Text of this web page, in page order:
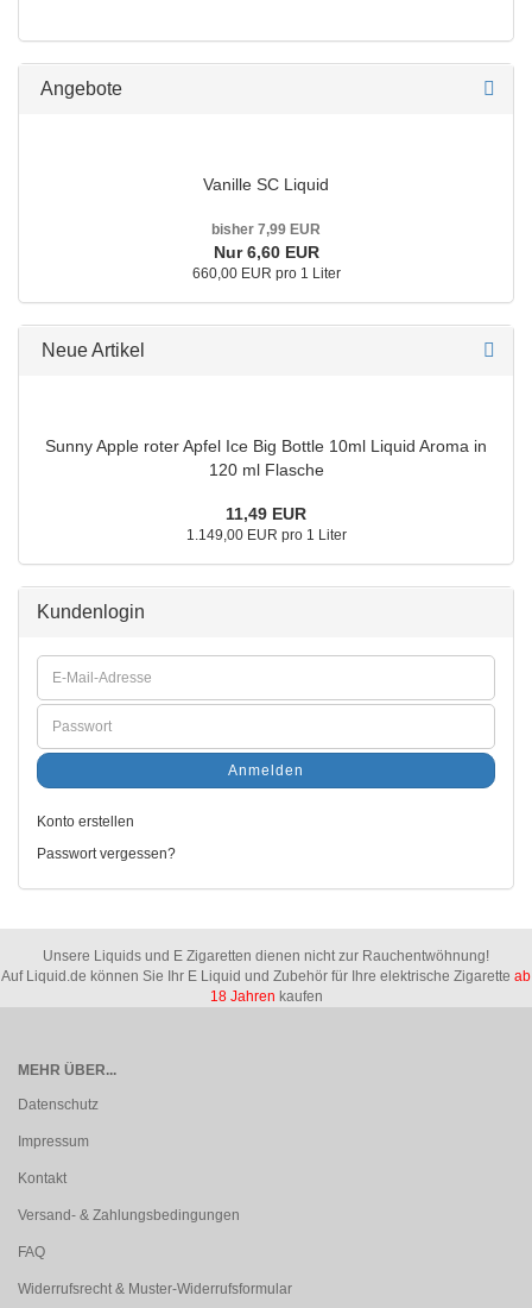
Angebote
Vanille SC Liquid
bisher 7,99 EUR
Nur 6,60 EUR
660,00 EUR pro 1 Liter
Neue Artikel
Sunny Apple roter Apfel Ice Big Bottle 10ml Liquid Aroma in
120 ml Flasche
11,49 EUR
1.149,00 EUR pro 1 Liter
Kundenlogin
Anmelden
Konto erstellen
Passwort vergessen?
Unsere Liquids und E Zigaretten dienen nicht zur Rauchentwöhnung!
Auf Liquid.de können Sie Ihr E Liquid und Zubehör für Ihre elektrische Zigarette ab
18 Jahren kaufen
MEHR ÜBER...
Datenschutz
Impressum
Kontakt
Versand- & Zahlungsbedingungen
FAQ
Widerrufsrecht & Muster-Widerrufsformular